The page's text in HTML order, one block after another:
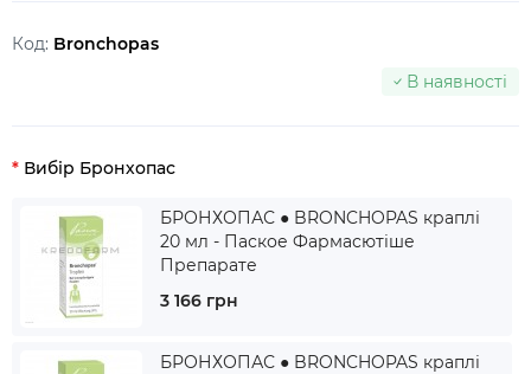
Код: Bronchopas
В наявності
Вибір Бронхопас
БРОНХОПАС ● BRONCHOPAS краплі
20 мл - Паское Фармасютіше
Препарате
3 166 грн
БРОНХОПАС ● BRONCHOPAS краплі